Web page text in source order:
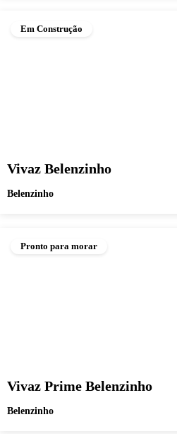
Em Construção
Vivaz Belenzinho
Belenzinho
Pronto para morar
Vivaz Prime Belenzinho
Belenzinho